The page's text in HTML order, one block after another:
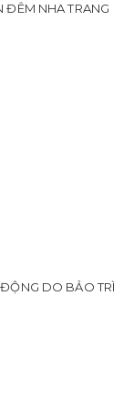
ĐÊM NHA TRANG
DO BẢO TRÌ